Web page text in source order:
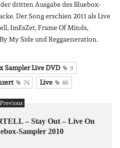
dritten Ausgabe des Bluebox-
Der Song erschien 2011 als Live
ImEsZet, Frame Of Minds,
My Side und Reggaeneration.
Sampler Live DVD 9
74 Live 86
Previous
– Stay Out – Live On
Sampler 2010